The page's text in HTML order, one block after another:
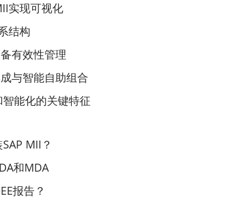
实现可视化
结构
有效性管理
与智能自助组合
能化的关键特征
MII？
和MDA
报告？